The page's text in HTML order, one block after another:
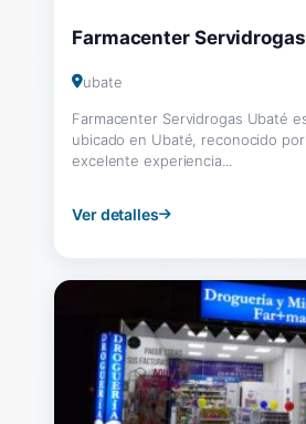
Farmacenter
ubate
Farmacenter Servidrogas Ubaté
ubicado en Ubaté, reconocido
excelente experiencia...
Ver detalles